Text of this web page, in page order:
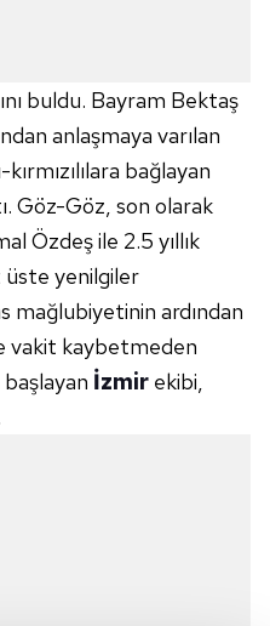
buldu. Bayram Bektaş
anlaşmaya varılan
bağlayan
Göz-Göz, son olarak
Özdeş ile 2.5 yıllık
üste yenilgiler
mağlubiyetinin ardından
vakit kaybetmeden
İzmir ekibi,